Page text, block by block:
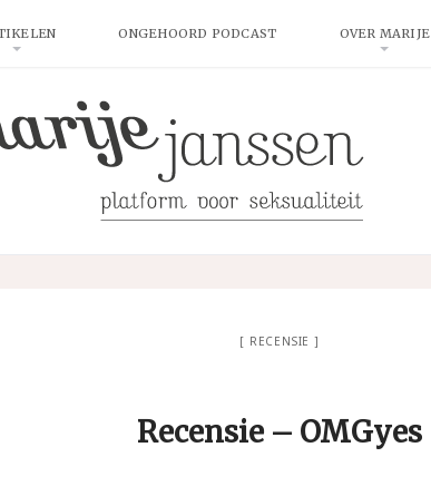
ONGEHOORD PODCAST OVER MARIJE
RECENSIE
Recensie – OMGyes